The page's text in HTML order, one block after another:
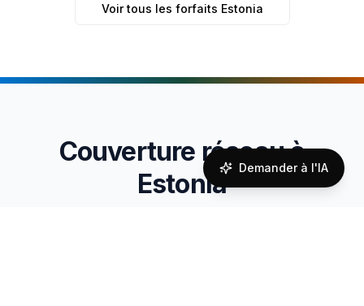
Voir tous les forfaits Estonia
Couverture réseau à
Estonia
Demander à l'IA